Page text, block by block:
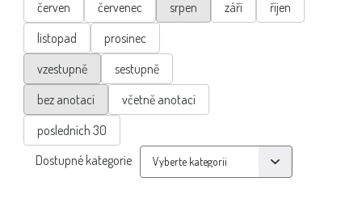
červen
červenec srpen září
říjen
listopad
prosinec
vzestupně
sestupně
bez anotací
včetně anotací
posledních 30
Dostupné kategorie